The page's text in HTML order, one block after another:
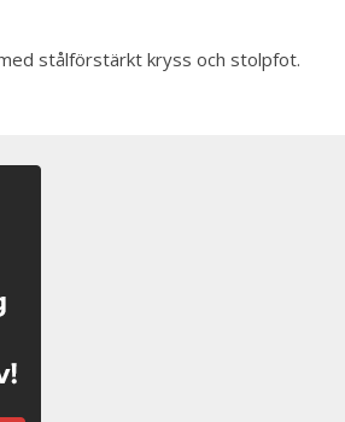
stålförstärkt kryss och stolpfot.